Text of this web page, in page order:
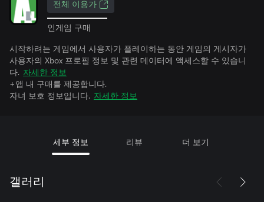
전체 이용가
인게임 구매
시작하려는 게임에서 사용자가 플레이하는 동안 게임의 게시자가
사용자의 Xbox 프로필 정보 및 관련 데이터에 액세스할 수 있습니
다. 자세한 정보
+앱 내 구매를 제공합니다.
자녀 보호 정보입니다. 자세한 정보
세부 정보 리뷰 더 보기
갤러리